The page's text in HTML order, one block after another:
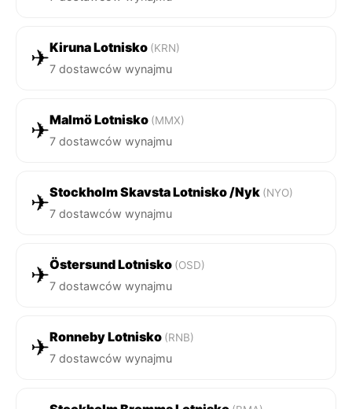
✈Kiruna Lotnisko (KRN)
7 dostawców wynajmu
✈Malmö Lotnisko (MMX)
7 dostawców wynajmu
✈Stockholm Skavsta Lotnisko /Nyk (NYO)
7 dostawców wynajmu
✈Östersund Lotnisko (OSD)
7 dostawców wynajmu
✈Ronneby Lotnisko (RNB)
7 dostawców wynajmu